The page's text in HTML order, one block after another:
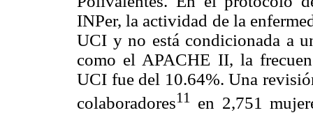
INPer, la actividad de la
UCI y no está condicionada a
como el APACHE II, la
UCI fue del 10.64%. Una
colaboradores11
en 2,751